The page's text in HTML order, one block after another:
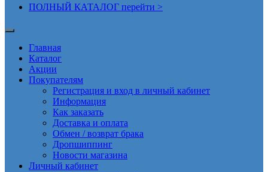
ПОЛНЫЙ КАТАЛОГ перейти >
Главная
Каталог
Акции
Покупателям
Регистрация и вход в личный кабинет
Информация
Как заказать
Доставка и оплата
Обмен / возврат брака
Дропшиппинг
Новости магазина
Личный кабинет